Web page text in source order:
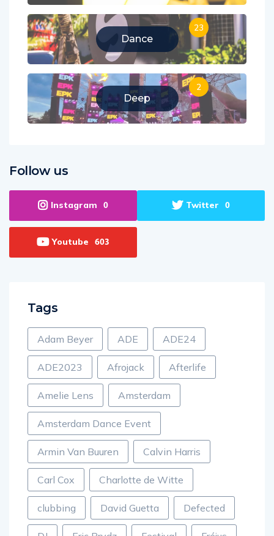
Dance
23
Deep
2
Follow us
Instagram 0 Twitter 0
Youtube 603
Tags
Adam Beyer ADE ADE24
ADE2023 Afrojack Afterlife
Amelie Lens Amsterdam
Amsterdam Dance Event
Armin Van Buuren Calvin Harris
Carl Cox Charlotte de Witte
clubbing David Guetta Defected